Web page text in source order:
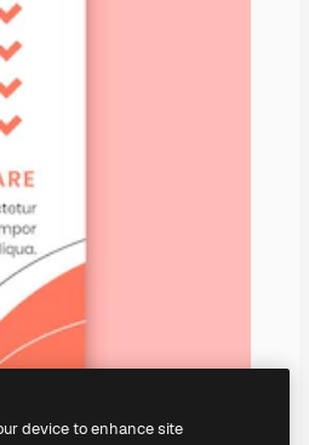
device to enhance site